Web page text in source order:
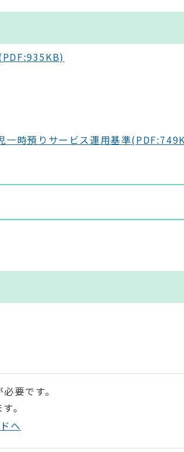
一時預りサービス運用基準
要です。
。
へ